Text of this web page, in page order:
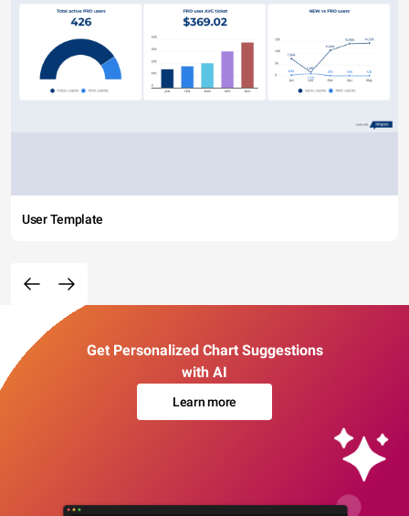
User Template
Get Personalized Chart Suggestions
with AI
Learn more